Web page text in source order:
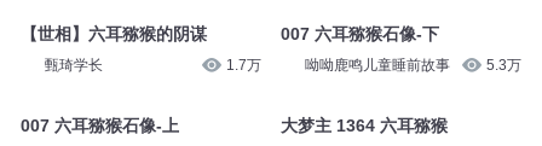
【世相】六耳猕猴的阴谋
甄琦学长 1.7万
007 六耳猕猴石像-上
007 六耳猕猴石像-下
呦呦鹿鸣儿童睡前故事 5.3万
大梦主 1364 六耳猕猴